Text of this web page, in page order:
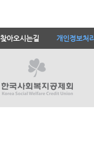
찾아오시는길 개인정보처